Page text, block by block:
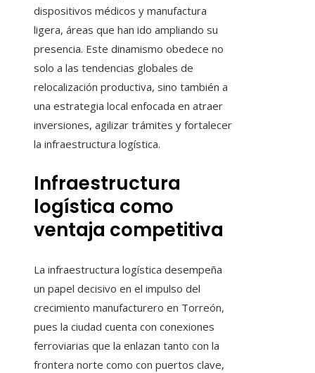
dispositivos médicos y manufactura
ligera, áreas que han ido ampliando su
presencia. Este dinamismo obedece no
solo a las tendencias globales de
relocalización productiva, sino también a
una estrategia local enfocada en atraer
inversiones, agilizar trámites y fortalecer
la infraestructura logística.
Infraestructura
logística como
ventaja competitiva
La infraestructura logística desempeña
un papel decisivo en el impulso del
crecimiento manufacturero en Torreón,
pues la ciudad cuenta con conexiones
ferroviarias que la enlazan tanto con la
frontera norte como con puertos clave,